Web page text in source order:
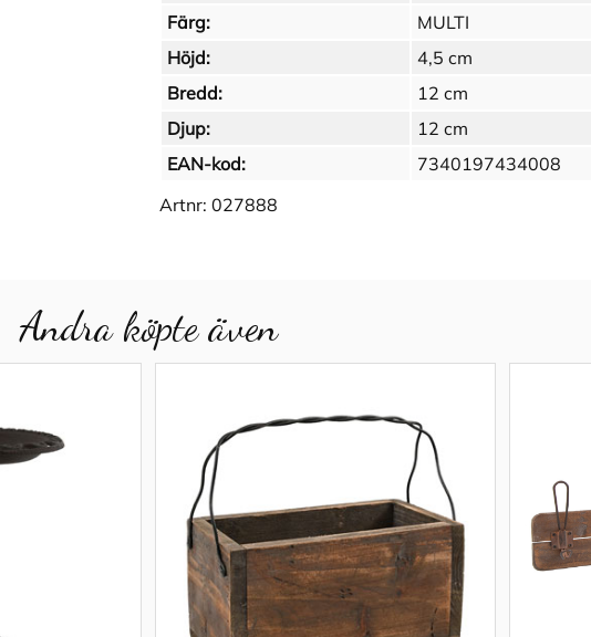
Färg:
MULTI
Höjd:
4,5 cm
Bredd:
12 cm
Djup:
12 cm
EAN-kod:
7340197434008
Artnr: 027888
Andra köpte även